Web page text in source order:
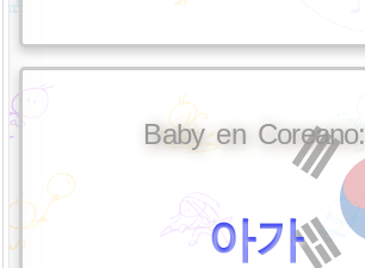
Baby en Coreano:
아가